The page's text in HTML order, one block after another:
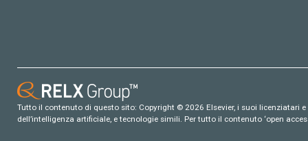
Tutto il contenuto di questo sito: Copyright © 2026 Elsevier, i suoi
dell’intelligenza artificiale, e tecnologie simili. Per tutto il contenuto ‘open